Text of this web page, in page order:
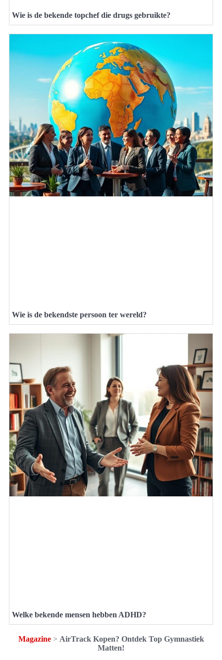
Wie is de bekende topchef die drugs gebruikte?
Wie is de bekendste persoon ter wereld?
Welke bekende mensen hebben ADHD?
Magazine> AirTrack Kopen? Ontdek Top Gymnastiek
Matten!